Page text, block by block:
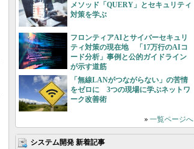
メソッド「QUERY」とセキュリティ
対策を学ぶ
フロンティアAIとサイバーセキュリ
ティ対策の現在地 「17万行のAIコ
ード分析」事例と公的ガイドライン
が示す道筋
「無線LANがつながらない」の苦情
をゼロに 3つの現場に学ぶネットワ
ーク改善術
» 一覧ページへ
システム開発 新着記事